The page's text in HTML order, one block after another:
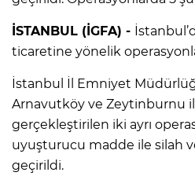
İSTANBUL (İGFA) -
ticaretine yönelik
İstanbul İl Emniyet
Arnavutköy ve Zeytinburnu
gerçekleştirilen iki ayrı
uyuşturucu madde ile silah
geçirildi.